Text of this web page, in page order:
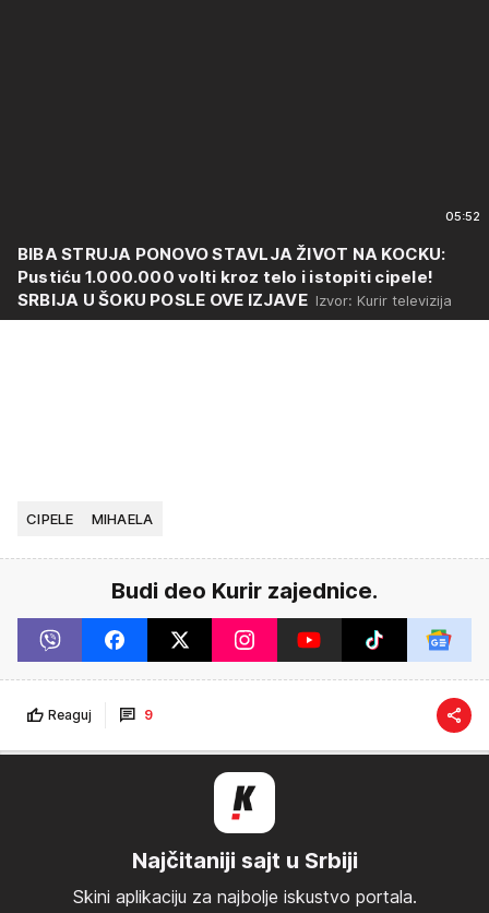
05:52
BIBA STRUJA PONOVO STAVLJA ŽIVOT NA KOCKU:
Pustiću 1.000.000 volti kroz telo i istopiti cipele!
SRBIJA U ŠOKU POSLE OVE IZJAVEIzvor: Kurir televizija
CIPELE MIHAELA
Budi deo Kurir zajednice.
Reaguj 9
Najčitaniji sajt u Srbiji
Skini aplikaciju za najbolje iskustvo portala.